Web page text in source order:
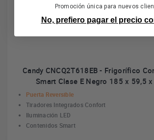
Candy CNCQ2T618EB - Frigorífico
Smart Clase E Negro 185 x 59,5
Puerta Reversible
Tiradores Integrados Confort
Iluminación LED
Contenidos Smart
Promoción única para nuevos
No, prefiero pagar el precio